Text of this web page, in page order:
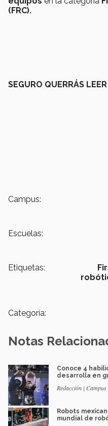
(FRC).
SEGURO QUERRÁS LEER
Campus:
Escuelas:
Etiquetas:
Categoría:
Notas
Conoce 4
desarrolla en
Redacción |
Robots
mundial de